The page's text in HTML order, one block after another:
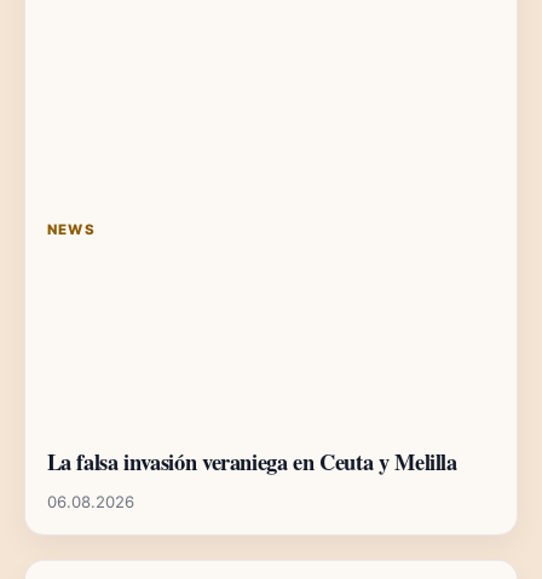
NEWS
La falsa invasión veraniega en Ceuta y Melilla
06.08.2026